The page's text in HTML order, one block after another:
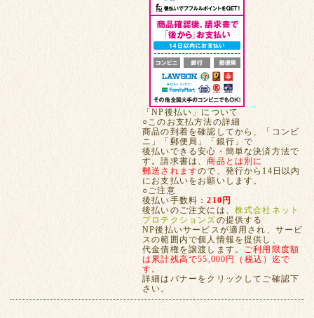
「NP後払い」について
○このお支払方法の詳細
商品の到着を確認してから、「コンビ
ニ」「郵便局」「銀行」で
後払いできる安心・簡単な決済方法で
す。請求書は、商品とは別に
郵送されますので、発行から14日以内
にお支払いをお願いします。
○ご注意
後払い手数料：210円
後払いのご注文には、 株式会社ネット
プロテクションズの提供する
NP後払いサービスが適用され、サービ
スの範囲内で個人情報を提供し、
代金債権を譲渡します。 ご利用限度額
は累計残高で55,000円（税込）迄で
す。
詳細はバナーをクリックしてご確認下
さい。